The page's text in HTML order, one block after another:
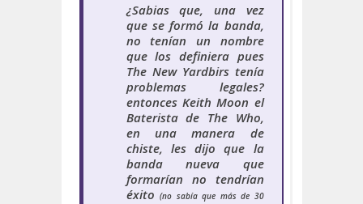
¿Sabias que, una vez
que se formó la banda,
no tenían un nombre
que los definiera pues
The New Yardbirs tenía
problemas legales?
entonces Keith Moon el
Baterista de The Who,
en una manera de
chiste, les dijo que la
banda nueva que
formarían no tendrían
éxito (no sabía que más de 30